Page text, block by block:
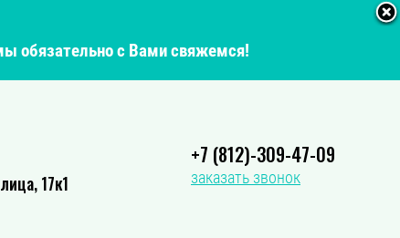
обязательно с Вами свяжемся!
17к1
+7 (812)-309-47-09
заказать звонок